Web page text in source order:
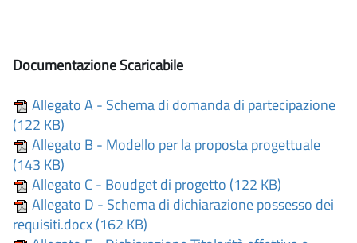
Documentazione Scaricabile
Allegato A - Schema di domanda di partecipazione
(122 KB)
Allegato B - Modello per la proposta progettuale
(143 KB)
Allegato C - Boudget di progetto (122 KB)
Allegato D - Schema di dichiarazione possesso dei
requisiti.docx (162 KB)